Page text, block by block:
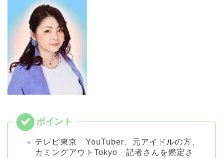
テレビ東京 YouTuber、元アイドルの方、
カミングアウトTokyo 記者さんを鑑定さ